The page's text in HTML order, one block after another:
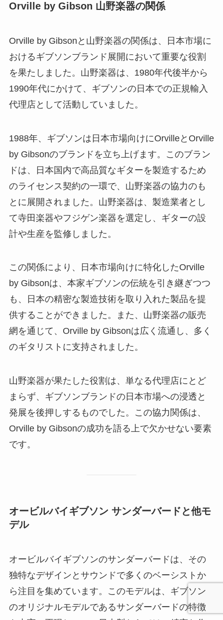
Orville by Gibson 山野楽器の関係
Orville by Gibsonと山野楽器の関係は、日本市場に
おけるギブソンブランド展開において重要な役割
を果たしました。山野楽器は、1980年代後半から
1990年代にかけて、ギブソンの日本での正規輸入
代理店として活動していました。
1988年、ギブソンは日本市場向けにOrvilleとOrville
by Gibsonのブランドを立ち上げます。このブラン
ドは、日本国内で高品質なギターを製造するため
のライセンス契約の一環で、山野楽器の協力のも
とに展開されました。山野楽器は、製造業者とし
て寺田楽器やフジゲン楽器を選定し、ギターの設
計や生産を監修しました。
この関係により、日本市場向けに特化したOrville
by Gibsonは、本家ギブソンの伝統を引き継ぎつつ
も、日本の精密な製造技術を取り入れた製品を提
供することができました。また、山野楽器の販売
網を通じて、Orville by Gibsonは広く流通し、多く
のギタリストに支持されました。
山野楽器が果たした役割は、単なる代理店にとど
まらず、ギブソンブランドの日本市場への浸透と
発展を後押しするものでした。この協力関係は、
Orville by Gibsonの成功を語る上で欠かせない要素
です。
オービルバイギブソン サンダーバードと他モ
デル
オービルバイギブソンのサンダーバードは、その
独特なデザインとサウンドで多くのベーシストか
ら注目を集めています。このモデルは、ギブソン
のオリジナルモデルであるサンダーバードの特徴